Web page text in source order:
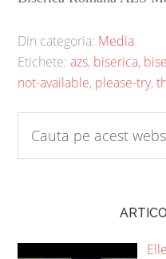
Din categoria: Media
Etichete:azs, biserica,
not-available, please-try,